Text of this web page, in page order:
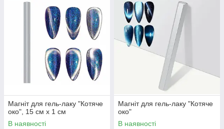
Магніт для гель-лаку "Котяче
око", 15 см х 1 см
В наявності
Магніт для гель-лаку "Котяче
око"
В наявності